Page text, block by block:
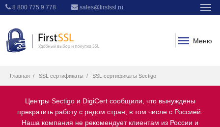
8 800 775 9 778 sales@firstssl.ru
Меню
Главная SSL сертификаты SSL сертификаты Sectigo
Центры Sectigo и DigiCert сообщили, что вынуждены
прекратить работу с рядом стран, в том числе с Россией.
Наша компания не рекомендует клиентам из России и